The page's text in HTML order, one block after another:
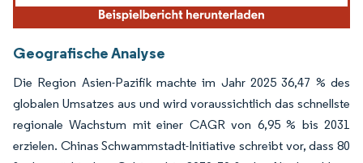
Geografische Analyse
Die Region Asien-Pazifik machte im Jahr 2025 36,47 % des
globalen Umsatzes aus und wird voraussichtlich das schnellste
regionale Wachstum mit einer CAGR von 6,95 % bis 2031
erzielen. Chinas Schwammstadt-Initiative schreibt vor, dass 80